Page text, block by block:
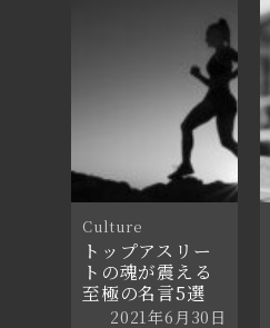
Culture
トップアスリー
トの魂が震える
至極の名言5選
2021年6月30日